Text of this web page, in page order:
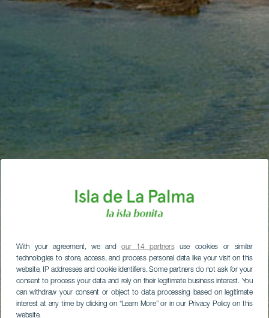
With your agreement, we andour 14 partnersuse cookies or similar
technologies to store, access, and process personal data like your visit on this
website, IP addresses and cookie identifiers. Some partners do not ask for your
consent to process your data and rely on their legitimate business interest. You
can withdraw your consent or object to data processing based on legitimate
interest at any time by clicking on “Learn More” or in our Privacy Policy on this
website.